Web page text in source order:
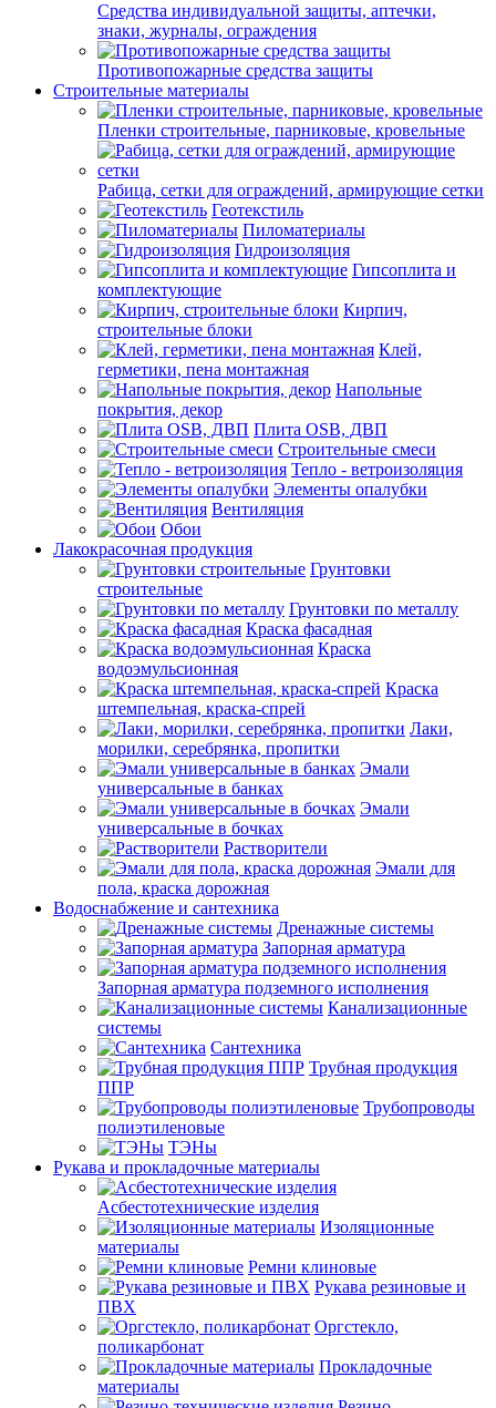
Средства индивидуальной защиты, аптечки,
знаки, журналы, ограждения
Противопожарные средства защиты
Строительные материалы
Пленки строительные, парниковые, кровельные
Рабица, сетки для ограждений, армирующие сетки
Геотекстиль
Пиломатериалы
Гидроизоляция
Гипсоплита и
комплектующие
Кирпич,
строительные блоки
Клей,
герметики, пена монтажная
Напольные
покрытия, декор
Плита OSB, ДВП
Строительные смеси
Тепло - ветроизоляция
Элементы опалубки
Вентиляция
Обои
Лакокрасочная продукция
Грунтовки
строительные
Грунтовки по металлу
Краска фасадная
Краска
водоэмульсионная
Краска
штемпельная, краска-спрей
Лаки,
морилки, серебрянка, пропитки
Эмали
универсальные в банках
Эмали
универсальные в бочках
Растворители
Эмали для
пола, краска дорожная
Водоснабжение и сантехника
Дренажные системы
Запорная арматура
Запорная арматура подземного исполнения
Канализационные
системы
Сантехника
Трубная продукция
ППР
Трубопроводы
полиэтиленовые
ТЭНы
Рукава и прокладочные материалы
Асбестотехнические изделия
Изоляционные
материалы
Ремни клиновые
Рукава резиновые и
ПВХ
Оргстекло,
поликарбонат
Прокладочные
материалы